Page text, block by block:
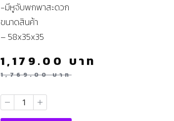
-มีหูจับพกพาสะดวก
ขนาดสินค้า
– 58x35x35
1,769.00บาท
1,179.00 บาท